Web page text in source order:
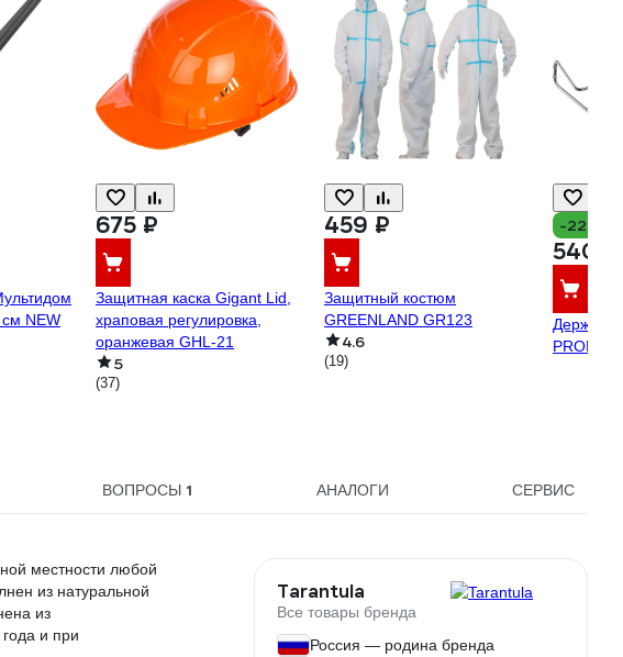
NEW
675 ₽
Защитная каска Gigant Lid,
храповая регулировка,
оранжевая GHL-21
5
(37)
459 ₽
Защитный костюм
GREENLAND GR123
4.6
(19)
-22%
540 ₽
PROF,
ВОПРОСЫ 1 АНАЛОГИ СЕРВИС
местности любой
из натуральной
из
и при
Tarantula
Все товары бренда
Россия — родина бренда